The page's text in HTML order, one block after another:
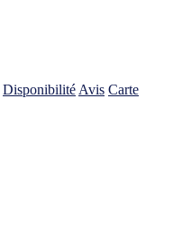
Disponibilité Avis Carte